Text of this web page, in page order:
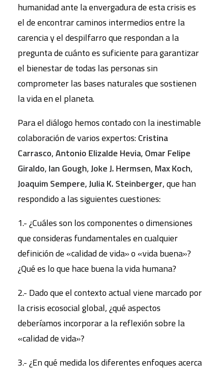
humanidad ante la envergadura de esta crisis es
el de encontrar caminos intermedios entre la
carencia y el despilfarro que respondan a la
pregunta de cuánto es suficiente para garantizar
el bienestar de todas las personas sin
comprometer las bases naturales que sostienen
la vida en el planeta.
Para el diálogo hemos contado con la inestimable
colaboración de varios expertos:Cristina
Carrasco,Antonio Elizalde Hevia, Omar Felipe
Giraldo, Ian Gough,Joke J. Hermsen, Max Koch,
Joaquim Sempere,Julia K. Steinberger, que han
respondido a las siguientes cuestiones:
1.- ¿Cuáles son los componentes o dimensiones
que consideras fundamentales en cualquier
definición de «calidad de vida» o «vida buena»?
¿Qué es lo que hace buena la vida humana?
2.- Dado que el contexto actual viene marcado por
la crisis ecosocial global, ¿qué aspectos
deberíamos incorporar a la reflexión sobre la
«calidad de vida»?
3.- ¿En qué medida los diferentes enfoques acerca